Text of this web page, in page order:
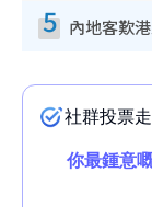
5